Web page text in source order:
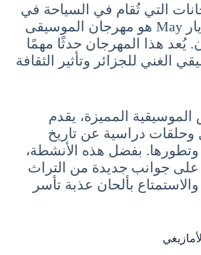
التي تُقام في السياحة في
الجزائر شهر مايو 5 أيار May هو مهرجان الموسيقى
يُعد هذا المهرجان حدثًا مهمًا
الغني للجزائر وتأثير الثقافة
الموسيقية المميزة، يقدم
دراسية عن تاريخ
وتطورها. بفضل هذه الأنشطة،
على جوانب جديدة من التراث
بألحان عذبة تأسر